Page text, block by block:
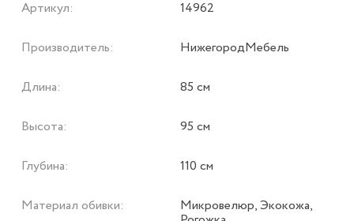
Артикул: 14962
Производитель: НижегородМебель
Длина: 85 см
Высота: 95 см
Глубина: 110 см
Материал обивки: Микровелюр, Экокожа,